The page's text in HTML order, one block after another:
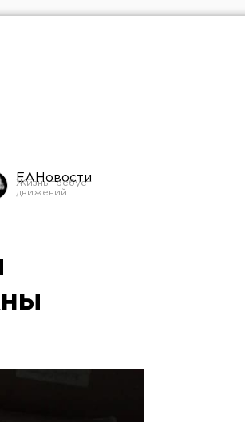
ЕАНовости